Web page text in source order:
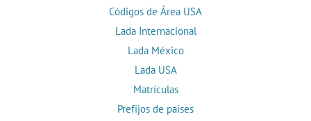
Códigos de Área USA
Lada Internacional
Lada México
Lada USA
Matrículas
Prefijos de países